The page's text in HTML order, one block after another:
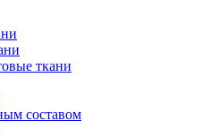
ткани
составом